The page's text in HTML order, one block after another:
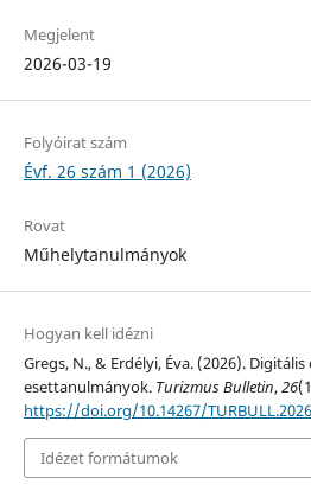
Megjelent
2026-03-19
Folyóirat szám
Évf. 26 szám 1 (2026)
Rovat
Műhelytanulmányok
Hogyan kell idézni
Gregs, N., & Erdélyi, Éva. (2026).
esettanulmányok. Turizmus Bulletin,26
https://doi.org/10.14267/
Idézet formátumok